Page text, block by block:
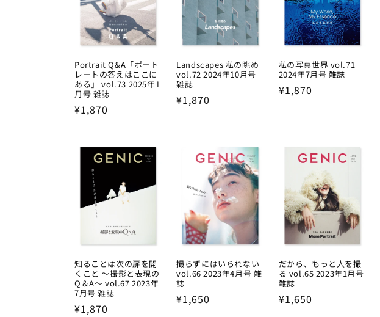
Portrait Q&A「ポート
レートの答えはここに
ある」 vol.73 2025年1
月号 雑誌
Regular
¥1,870
Landscapes 私の眺め
vol.72 2024年10月号
雑誌
Regular
¥1,870
私の写真世界 vol.71
2024年7月号 雑誌
Regular
¥1,870
知ることは次の扉を開
くこと ～撮影と表現の
Q＆A～ vol.67 2023年
7月号 雑誌
Regular
¥1,870
撮らずにはいられない
vol.66 2023年4月号 雑
誌
Regular
¥1,650
だから、もっと人を撮
る vol.65 2023年1月号
雑誌
Regular
¥1,650